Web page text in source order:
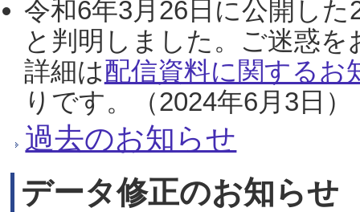
令和6年3月26日に公開し
と判明しました。ご迷惑
詳細は配信資料に関するお
りです。（2024年6月3日）
過去のお知らせ
データ修正のお知らせ